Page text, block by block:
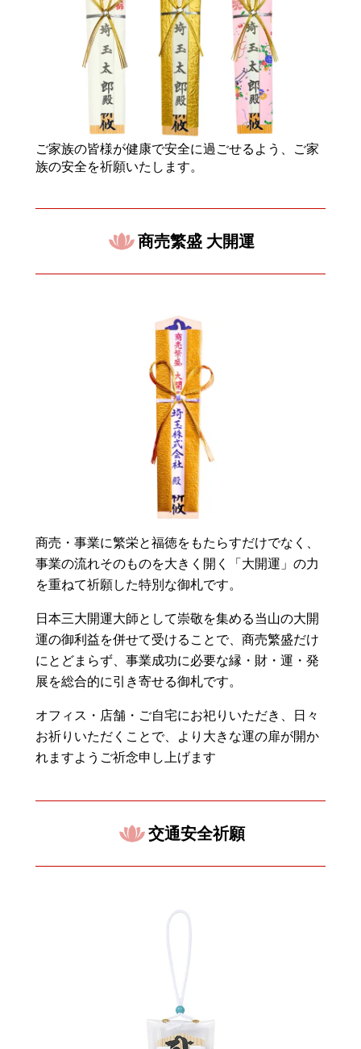
ご家族の皆様が健康で安全に過ごせるよう、ご家
族の安全を祈願いたします。
商売繁盛 大開運
商売・事業に繁栄と福徳をもたらすだけでなく、
事業の流れそのものを大きく開く「大開運」の力
を重ねて祈願した特別な御札です。
日本三大開運大師として崇敬を集める当山の大開
運の御利益を併せて受けることで、商売繁盛だけ
にとどまらず、事業成功に必要な縁・財・運・発
展を総合的に引き寄せる御札です。
オフィス・店舗・ご自宅にお祀りいただき、日々
お祈りいただくことで、より大きな運の扉が開か
れますようご祈念申し上げます
交通安全祈願